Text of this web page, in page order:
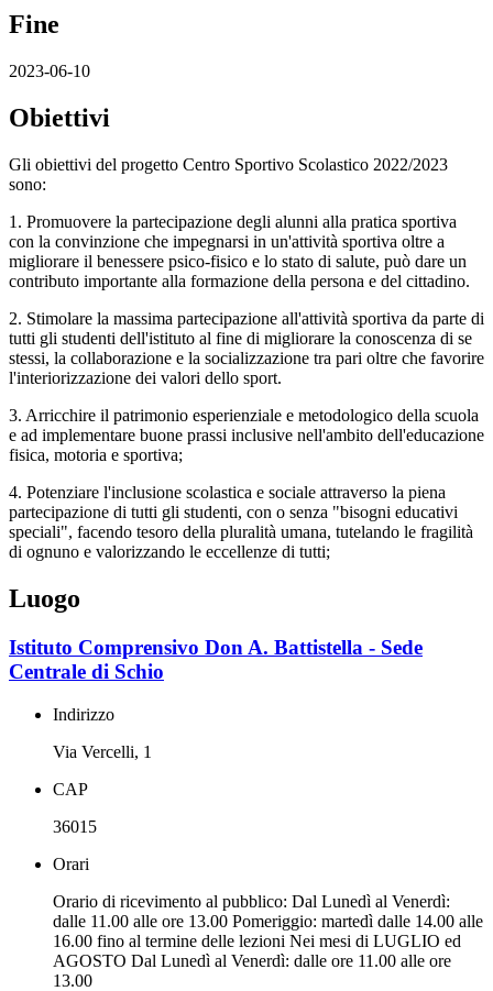
Fine
2023-06-10
Obiettivi
Gli obiettivi del progetto Centro Sportivo Scolastico 2022/2023
sono:
1. Promuovere la partecipazione degli alunni alla pratica sportiva
con la convinzione che impegnarsi in un'attività sportiva oltre a
migliorare il benessere psico-fisico e lo stato di salute, può dare un
contributo importante alla formazione della persona e del cittadino.
2. Stimolare la massima partecipazione all'attività sportiva da parte di
tutti gli studenti dell'istituto al fine di migliorare la conoscenza di se
stessi, la collaborazione e la socializzazione tra pari oltre che favorire
l'interiorizzazione dei valori dello sport.
3. Arricchire il patrimonio esperienziale e metodologico della scuola
e ad implementare buone prassi inclusive nell'ambito dell'educazione
fisica, motoria e sportiva;
4. Potenziare l'inclusione scolastica e sociale attraverso la piena
partecipazione di tutti gli studenti, con o senza "bisogni educativi
speciali", facendo tesoro della pluralità umana, tutelando le fragilità
di ognuno e valorizzando le eccellenze di tutti;
Luogo
Istituto Comprensivo Don A. Battistella - Sede
Centrale di Schio
Indirizzo
Via Vercelli, 1
CAP
36015
Orari
Orario di ricevimento al pubblico: Dal Lunedì al Venerdì:
dalle 11.00 alle ore 13.00 Pomeriggio: martedì dalle 14.00 alle
16.00 fino al termine delle lezioni Nei mesi di LUGLIO ed
AGOSTO Dal Lunedì al Venerdì: dalle ore 11.00 alle ore
13.00